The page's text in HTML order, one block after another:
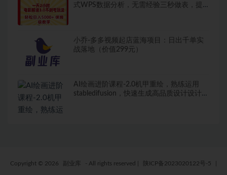
式WPS数据分析，无需经验三秒做表，提
小乔-多多视频起店蓝海项目：日出千单实
战落地（价值299元）
AI绘画进阶课程-2.0机甲重绘，熟练运用
stabledifusion，快速生成高品质设计设计图
Copyright © 2026 副业库 - All rights reserved 陕ICP备2023020122号-5